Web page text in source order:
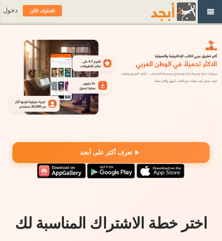
تعرف أكثر على أبجد
اختر خطة الاشتراك المناسبة لك
اشترك الآن دخول